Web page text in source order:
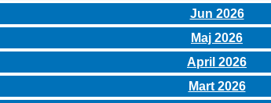
Jun 2026
Maj 2026
April 2026
Mart 2026